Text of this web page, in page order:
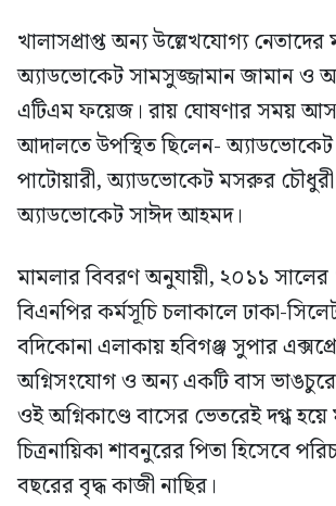
খালাসপ্রাপ্ত অন্য উল্লেখযোগ্য
অ্যাডভোকেট সামসুজ্জামান জামান ও
এটিএম ফয়েজ। রায় ঘোষণার সময়
আদালতে উপস্থিত ছিলেন- অ্যাডভোকেট
পাটোয়ারী, অ্যাডভোকেট মসরুর
অ্যাডভোকেট সাঈদ আহমদ।
মামলার বিবরণ অনুযায়ী, ২০১১ সালের
বিএনপির কর্মসূচি চলাকালে ঢাকা-
বদিকোনা এলাকায় হবিগঞ্জ সুপার
অগ্নিসংযোগ ও অন্য একটি বাস
ওই অগ্নিকাণ্ডে বাসের ভেতরেই দগ্ধ হয়ে
চিত্রনায়িকা শাবনুরের পিতা হিসেবে
বছরের বৃদ্ধ কাজী নাছির।